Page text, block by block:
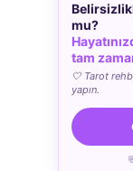
mu?
tam
🤍 Tarot
yapın.